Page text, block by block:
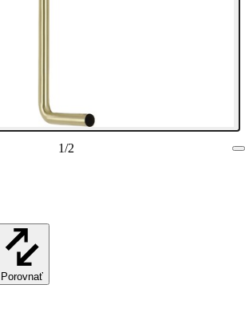
1/2
Porovnať